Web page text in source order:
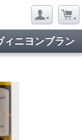
ニヨンブラン